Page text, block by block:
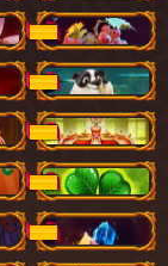
Valhalla Gates NIEUW Hell Or Win Jukebox
NIEUW Fortune Panda
Lucky Corona NIEUW Lucky Corona Respin
NIEUW 100 Clover Magic 6 reels
NIEUWSpace Mania